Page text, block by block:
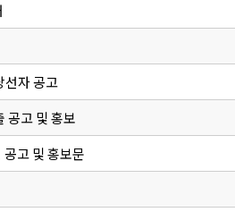
선자 공고
공고 및 홍보
고 및 홍보문